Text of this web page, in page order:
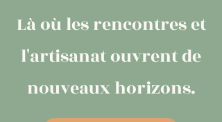
Là où les rencontres et
l'artisanat ouvrent de
nouveaux horizons.